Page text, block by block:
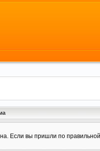
Если вы пришли по